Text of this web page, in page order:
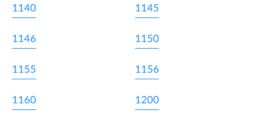
1140 1145
1146 1150
1155 1156
1160 1200